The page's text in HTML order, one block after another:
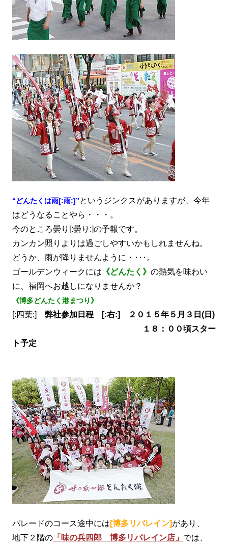
“どんたくは雨[:雨:]”というジンクスがありますが、今年
はどうなることやら・・・。
今のところ曇り[:曇り:]の予報です。
カンカン照りよりは過ごしやすいかもしれませんね。
どうか、雨が降りませんように・･･･。
ゴールデンウィークには 《どんたく》 の熱気を味わい
に、福岡へお越しになりませんか？
《博多どんたく港まつり》
[:四葉:] 弊社参加日程 [:右:] ２０１５年５月３日(日)
１８：００頃スター
ト予定
パレードのコース途中には [博多リバレイン]があり、
地下２階の「味の兵四郎 博多リバレイン店」 では、